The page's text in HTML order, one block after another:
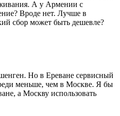
А у Армении с
Вроде нет. Лучше в
сбор может быть дешевле?
Но в Ереване сервисный
меньше, чем в Москве. Я бы
а Москву использовать